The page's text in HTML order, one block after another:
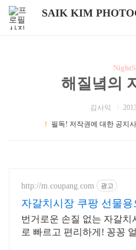
SAIK KIM
해질녘의
김사익
！
필독! 저작권에 대한 공지
http://m.coupang.com 광고
자갈치시장 쿠팡 선물
번거로운 손질 없는 자갈
로 빠르고 편리하게! 꽁꽁